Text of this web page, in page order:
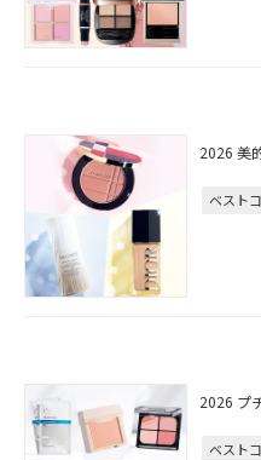
2026 美
ベスト
2026 プ
ベスト